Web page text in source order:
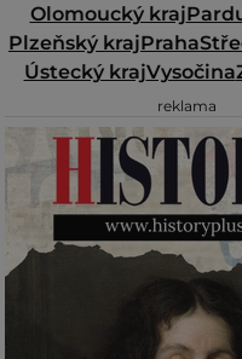
Olomoucký kraj
Plzeňský krajPraha
Ústecký krajVysočina
reklama